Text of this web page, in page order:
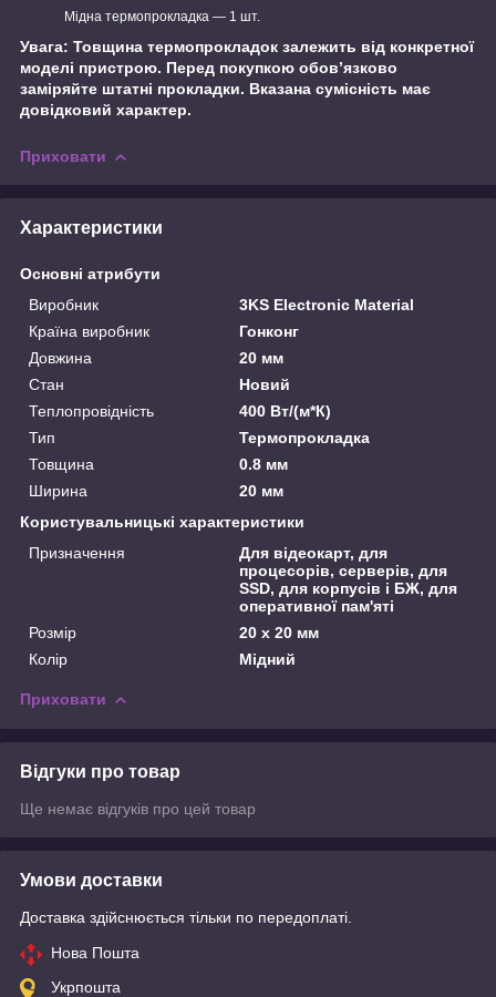
Мідна термопрокладка — 1 шт.
Увага: Товщина термопрокладок залежить від конкретної
моделі пристрою. Перед покупкою обов’язково
заміряйте штатні прокладки. Вказана сумісність має
довідковий характер.
Приховати
Характеристики
Основні атрибути
Виробник
3KS Electronic Material
Країна виробник
Гонконг
Довжина
20 мм
Стан
Новий
Теплопровідність
400 Вт/(м*К)
Тип
Термопрокладка
Товщина
0.8 мм
Ширина
20 мм
Користувальницькі характеристики
Призначення
Для відеокарт, для
процесорів, серверів, для
SSD, для корпусів і БЖ, для
оперативної пам'яті
Розмір
20 х 20 мм
Колір
Мідний
Приховати
Відгуки про товар
Ще немає відгуків про цей товар
Умови доставки
Доставка здійснюється тільки по передоплаті.
Нова Пошта
Укрпошта